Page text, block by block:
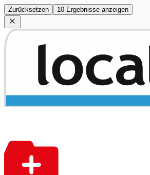
Zurücksetzen 10 Ergebnisse anzeigen